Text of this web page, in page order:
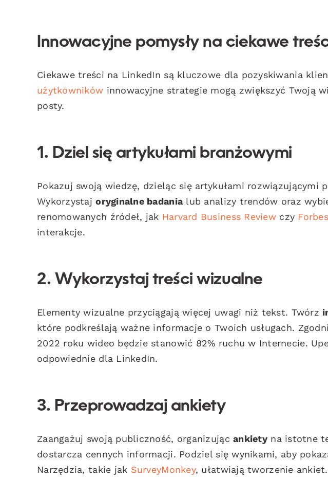
Innowacyjne pomysły na ciekawe
Ciekawe treści na LinkedIn są kluczowe dla pozyskiwania
użytkowników innowacyjne strategie mogą zwiększyć Twoją
posty.
1. Dziel się artykułami branżowymi
Pokazuj swoją wiedzę, dzieląc się artykułami rozwiązującymi
Wykorzystajoryginalne badanialub analizy trendów oraz
renomowanych źródeł, jak Harvard Business Reviewczy Forbes
interakcje.
2. Wykorzystaj treści wizualne
Elementy wizualne przyciągają więcej uwagi niż tekst. Twórz
które podkreślają ważne informacje o Twoich usługach.
2022 roku wideo będzie stanowić 82% ruchu w Internecie.
odpowiednie dla LinkedIn.
3. Przeprowadzaj ankiety
Zaangażuj swoją publiczność, organizującankietyna istotne
dostarcza cennych informacji. Podziel się wynikami, aby
Narzędzia, takie jak SurveyMonkey, ułatwiają tworzenie ankiet.